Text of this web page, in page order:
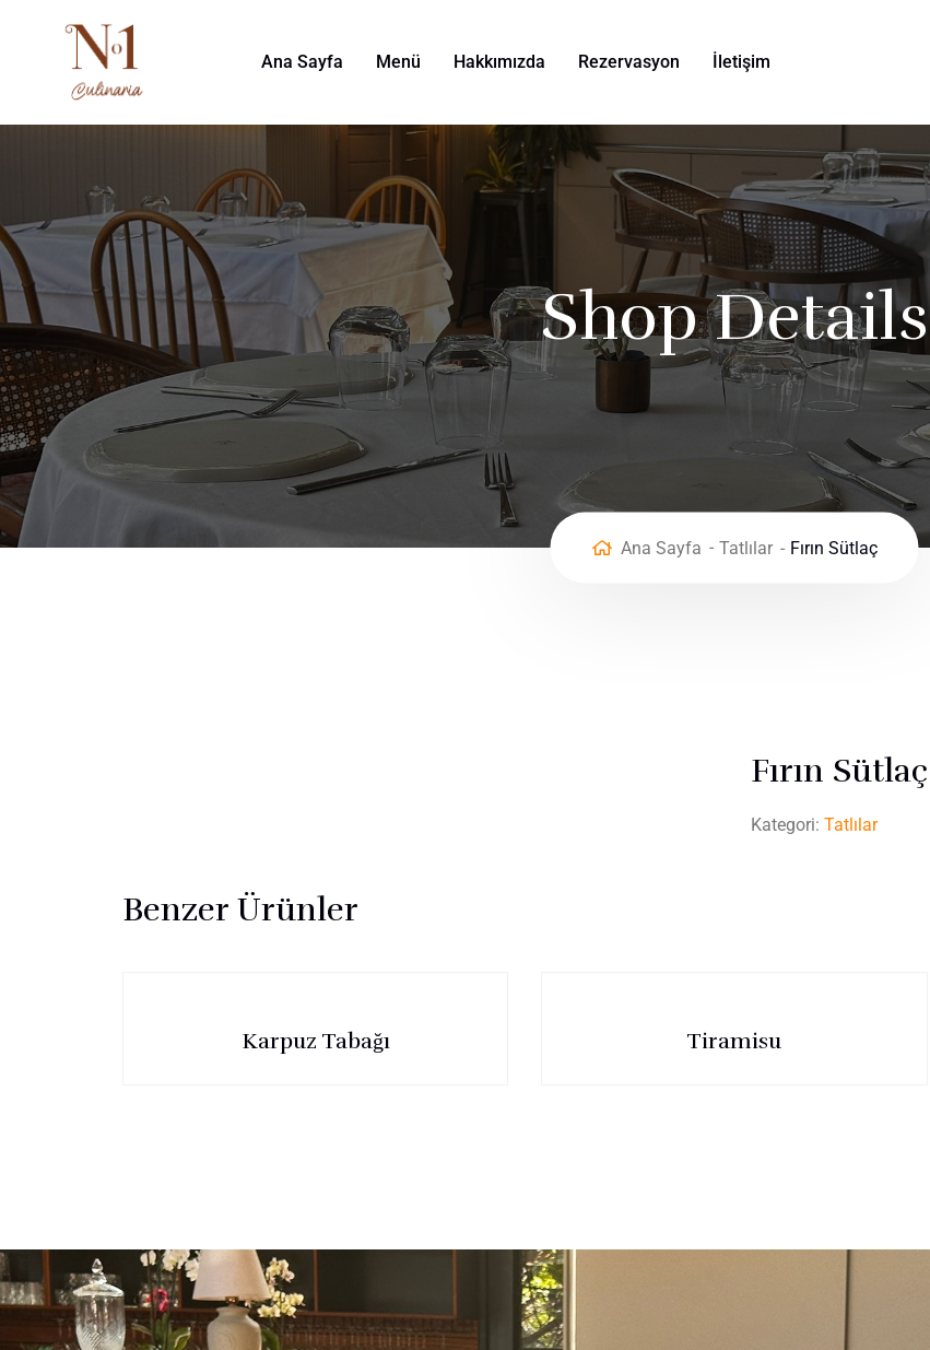
Ana Sayfa Menü Hakkımızda Rezervasyon İletişim
Shop Details
Ana Sayfa Tatlılar Fırın Sütlaç
Fırın Sütlaç
Kategori: Tatlılar
Benzer Ürünler
Karpuz Tabağı Tiramisu